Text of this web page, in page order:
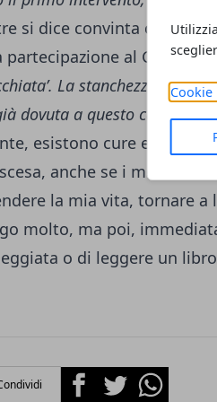
Cookie
si dice convinta che la
partecipazione al Grande
La stanchezza che
dovuta a questo carcinoma
esistono cure efficaci
anche se i momenti
la mia vita, tornare
molto, ma poi,
o di leggere un
FacebookTwitterWhatsapp